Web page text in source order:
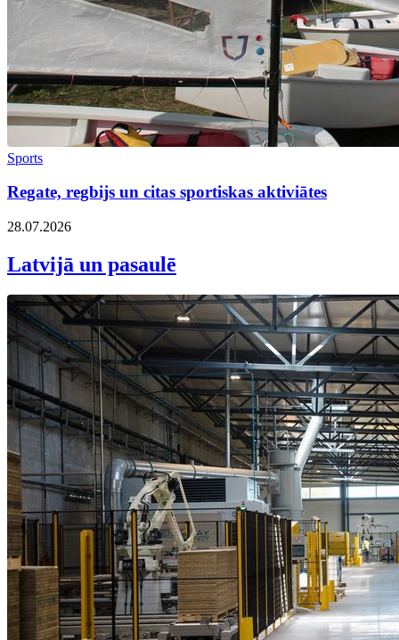
Sports
Regate, regbijs un citas sportiskas aktiviātes
28.07.2026
Latvijā un pasaulē